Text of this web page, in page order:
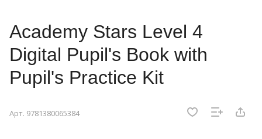
Academy Stars Level 4
Digital Pupil's Book with
Pupil's Practice Kit
Арт. 9781380065384